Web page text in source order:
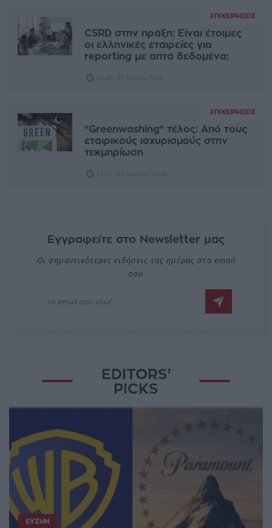
ΕΠΙΧΕΙΡΉΣΕΙΣ
CSRD στην πράξη: Είναι έτοιμες
οι ελληνικές εταιρείες για
reporting με απτά δεδομένα;
ΕΠΙΧΕΙΡΉΣΕΙΣ
"Greenwashing" τέλος: Από τους
εταιρικούς ισχυρισμούς στην
τεκμηρίωση
Εγγραφείτε στο Newsletter μας
Οι σημαντικότερες ειδήσεις της ημέρας στο email
σου
EDITORS'
PICKS
ΕΥΖΗΝ